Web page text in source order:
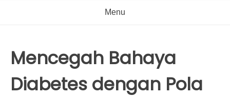
Menu
Mencegah Bahaya
Diabetes dengan Pola